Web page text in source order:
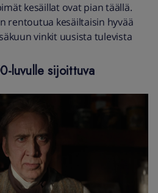
kesäillat ovat pian täällä.
rentoutua kesäiltaisin hyvää
vinkit uusista tulevista
luvulle sijoittuva